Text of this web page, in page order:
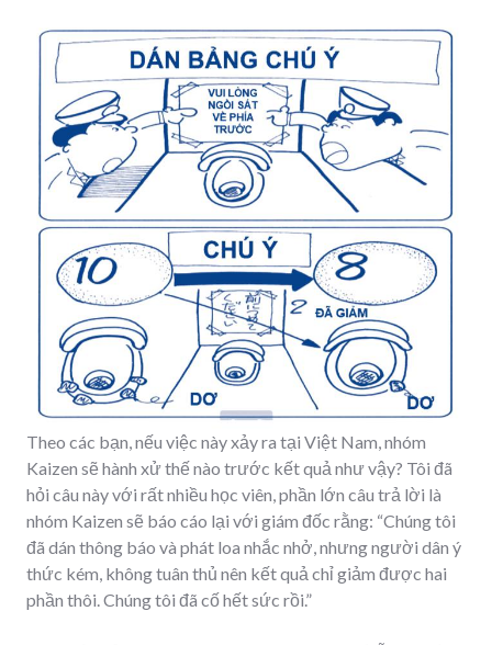
Theo các bạn, nếu việc này xảy ra tại Việt Nam, nhóm
Kaizen sẽ hành xử thế nào trước kết quả như vậy? Tôi đã
hỏi câu này với rất nhiều học viên, phần lớn câu trả lời là
nhóm Kaizen sẽ báo cáo lại với giám đốc rằng: “Chúng tôi
đã dán thông báo và phát loa nhắc nhở, nhưng người dân ý
thức kém, không tuân thủ nên kết quả chỉ giảm được hai
phần thôi. Chúng tôi đã cố hết sức rồi.”